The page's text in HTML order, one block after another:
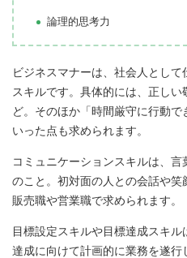
論理的思考力
ビジネスマナーは、社会人とし
スキルです。具体的には、正し
ど。そのほか「時間厳守に行動
いった点も求められます。
コミュニケーションスキルは、
のこと。初対面の人との会話や
販売職や営業職で求められます。
目標設定スキルや目標達成スキ
達成に向けて計画的に業務を遂行